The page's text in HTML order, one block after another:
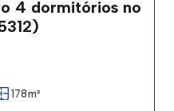
4 dormitórios no
178m²